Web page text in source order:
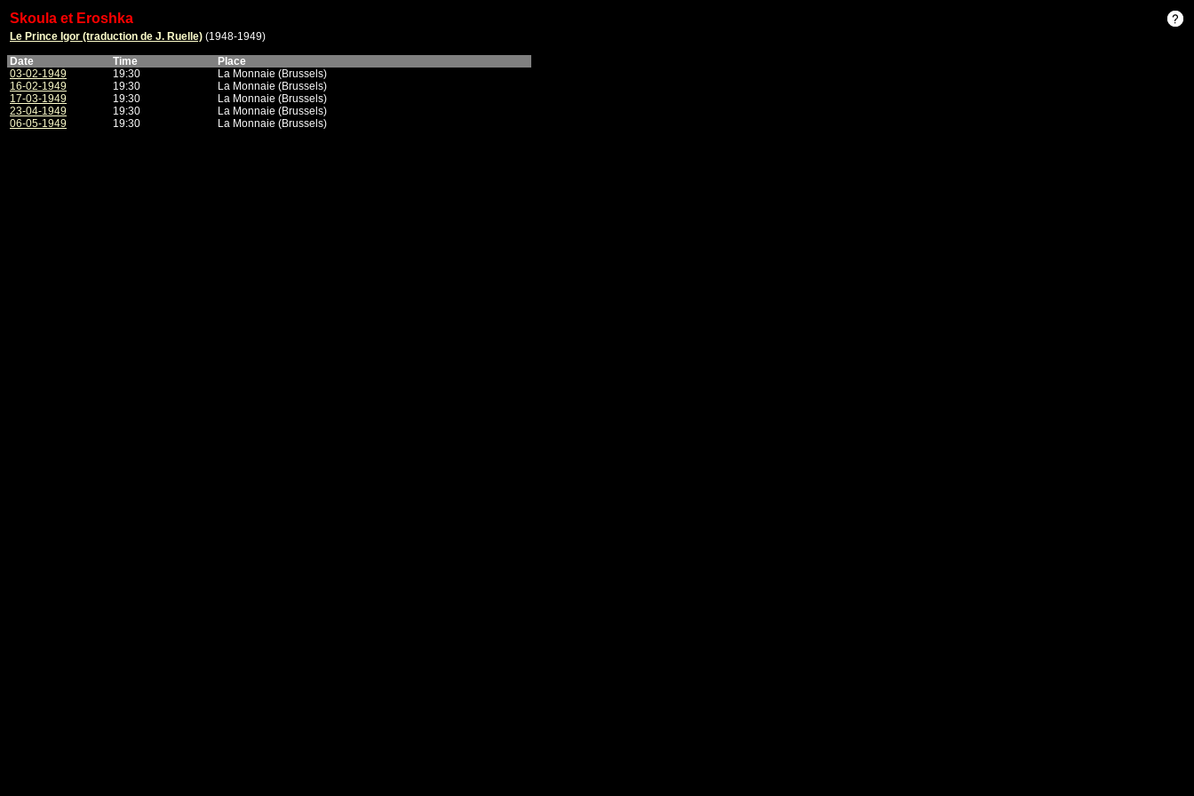
Skoula et Eroshka
Le Prince Igor (traduction de J. Ruelle) (1948-1949)
Date
Time
Place
03-02-1949
19:30
La Monnaie (Brussels)
16-02-1949
19:30
La Monnaie (Brussels)
17-03-1949
19:30
La Monnaie (Brussels)
23-04-1949
19:30
La Monnaie (Brussels)
06-05-1949
19:30 La Monnaie (Brussels)